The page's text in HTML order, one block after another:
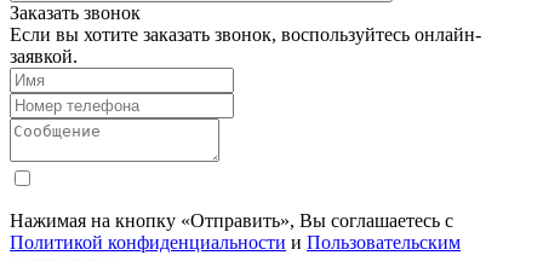
Заказать звонок
Если вы хотите заказать звонок, воспользуйтесь онлайн-
заявкой.
Нажимая на кнопку «Отправить», Вы соглашаетесь с
Политикой конфиденциальности и Пользовательским